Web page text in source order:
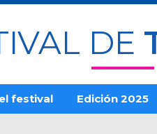
DE
festival Edición 2025